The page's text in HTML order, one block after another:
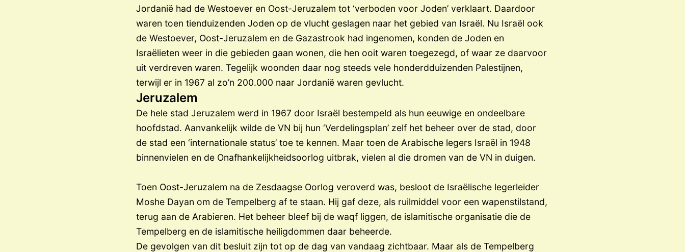
Jordanië had de Westoever en Oost-Jeruzalem tot ‘verboden voor Joden’ verklaart. Daardoor
waren toen tienduizenden Joden op de vlucht geslagen naar het gebied van Israël. Nu Israël ook
de Westoever, Oost-Jeruzalem en de Gazastrook had ingenomen, konden de Joden en
Israëlieten weer in die gebieden gaan wonen, die hen ooit waren toegezegd, of waar ze daarvoor
uit verdreven waren. Tegelijk woonden daar nog steeds vele honderdduizenden Palestijnen,
terwijl er in 1967 al zo’n 200.000 naar Jordanië waren gevlucht.
Jeruzalem
De hele stad Jeruzalem werd in 1967 door Israël bestempeld als hun eeuwige en ondeelbare
hoofdstad. Aanvankelijk wilde de VN bij hun ‘Verdelingsplan’ zelf het beheer over de stad, door
de stad een ‘internationale status’ toe te kennen. Maar toen de Arabische legers Israël in 1948
binnenvielen en de Onafhankelijkheidsoorlog uitbrak, vielen al die dromen van de VN in duigen.
Toen Oost-Jeruzalem na de Zesdaagse Oorlog veroverd was, besloot de Israëlische legerleider
Moshe Dayan om de Tempelberg af te staan. Hij gaf deze, als ruilmiddel voor een wapenstilstand,
terug aan de Arabieren. Het beheer bleef bij de waqf liggen, de islamitische organisatie die de
Tempelberg en de islamitische heiligdommen daar beheerde.
De gevolgen van dit besluit zijn tot op de dag van vandaag zichtbaar. Maar als de Tempelberg